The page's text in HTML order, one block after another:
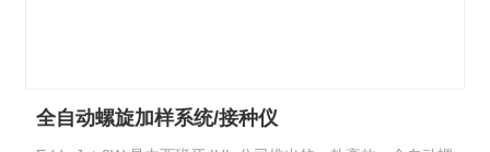
全自动螺旋加样系统/接种仪